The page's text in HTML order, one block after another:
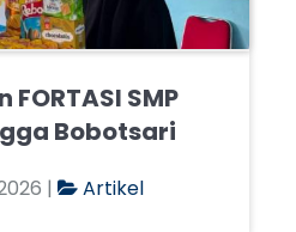
SMP
Bobotsari
| Artikel